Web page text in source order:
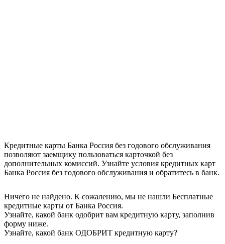
Кредитные карты Банка Россия без годового обслуживания
позволяют заемщику пользоваться карточкой без
дополнительных комиссий. Узнайте условия кредитных карт
Банка Россия без годового обслуживания и обратитесь в банк.
Ничего не найдено. К сожалению, мы не нашли Бесплатные
кредитные карты от Банка Россия.
Узнайте, какой банк одобрит вам кредитную карту, заполнив
форму ниже.
Узнайте, какой банк ОДОБРИТ кредитную карту?